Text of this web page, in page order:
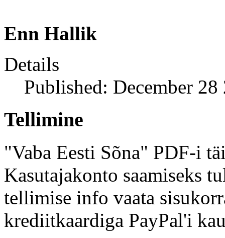
Enn Hallik
Details
Published: December 28
Tellimine
"Vaba Eesti Sõna" PDF-i
Kasutajakonto saamiseks
tellimise info vaata
krediitkaardiga PayPal'i